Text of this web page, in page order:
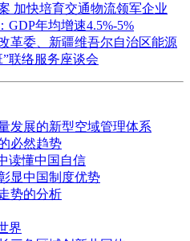
加快培育交通物流领军企业
GDP年均增速4.5%-5%
革委、新疆维吾尔自治区能源
联络服务座谈会
发展的新型空域管理体系
必然趋势
读懂中国自信
显中国制度优势
势的分析
界